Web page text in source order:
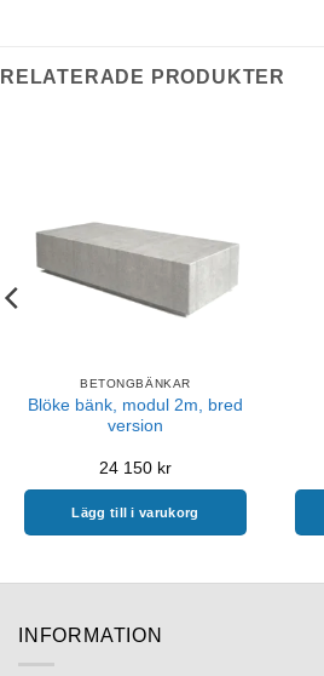
RELATERADE PRODUKTER
BETONGBÄNKAR
Blöke bänk, modul 2m, bred
version
24 150 kr
Lägg till i varukorg
INFORMATION